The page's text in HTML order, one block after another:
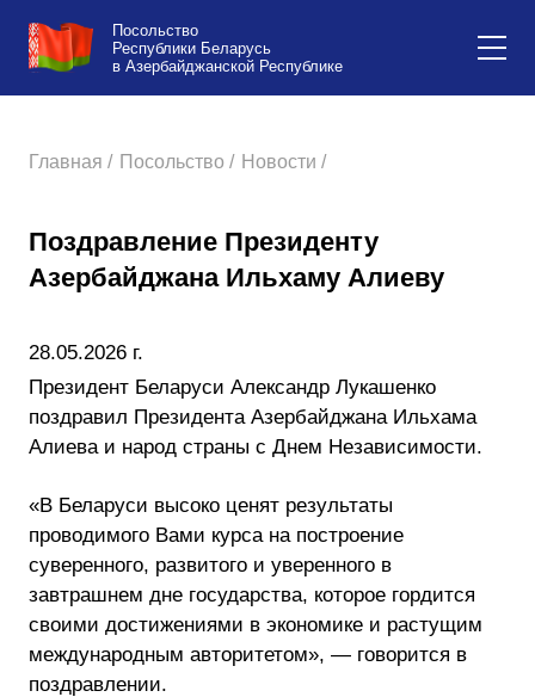
Посольство
Республики Беларусь
в Азербайджанской Республике
Главная / Посольство / Новости /
Поздравление Президенту
Азербайджана Ильхаму Алиеву
28.05.2026 г.
Президент Беларуси Александр Лукашенко
поздравил Президента Азербайджана Ильхама
Алиева и народ страны с Днем Независимости.
«В Беларуси высоко ценят результаты
проводимого Вами курса на построение
суверенного, развитого и уверенного в
завтрашнем дне государства, которое гордится
своими достижениями в экономике и растущим
международным авторитетом», — говорится в
поздравлении.